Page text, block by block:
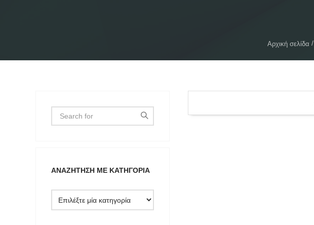
Αρχική σελίδα
ΑΝΑΖΉΤΗΣΗ ΜΕ ΚΑΤΗΓΟΡΊΑ